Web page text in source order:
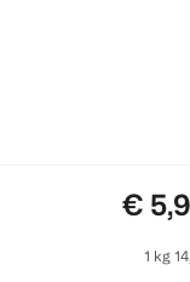
€
1 kg